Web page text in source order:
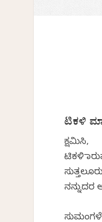
ಟಿಕಳಿ
ಕ್ಷಮಿಸಿ,
ಟಿಕಳಿ
ನನ್ನುದರ